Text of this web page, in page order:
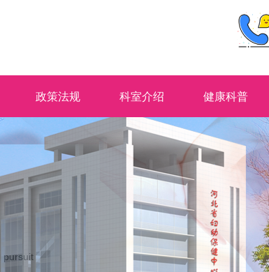
政策法规 科室介绍 健康科普